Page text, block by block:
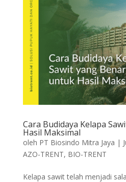
Cara Budidaya Kelapa
Hasil Maksimal
oleh PT Biosindo Mitra Jaya |
AZO-TRENT, BIO-TRENT
Kelapa sawit telah menjadi